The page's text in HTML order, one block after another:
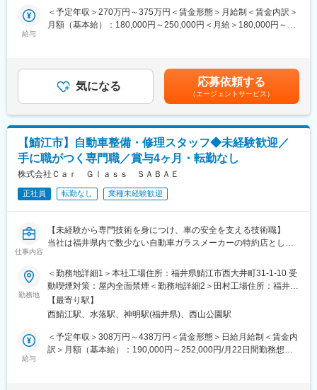
■組織構成
■教育体制
OJTや先輩技術者によるフォロー体制が整っており、実務を通じ
て設計・製作のスキルを習得できます。未経験分野も丁寧に指導
します。
■働き方
基本的には社内での業務が中心です。
顧客との打合せや現場フォローのため訪問が発生する場合があり
ますが、出張は県内および近距離が中心で、宿泊を伴う出張は近
■就業環境
年間休日125日、駐車場完備。固定残業代制度もあり、働きやす
■想定されるキャリアパス
設計・製作の経験を積んだ後、プロジェクトリーダーや管理職へ
のステップアップも可能です。
変更の範囲：無
ます。
・売上および納品の管理
・請求書や納品書、伝票の作成
上記アシスタント業務に慣れてきたら、契約書や見積書等の作成
等もお任せしていきたいと考えております。
※服装に指定はありませんが、オフィスカジュアルに近いものを想
定しております。ネイルや髪色は華美なものでなければ自由で
す。
■組織構成：
営業アシスタントの担当者は現在1名在籍しております。
・時間外労働：ほとんど発生しません。
・年間休日：126日
・週休：完全土日祝休み
給与
＜予定年収＞270万円～375万円＜賃金形態＞月給制＜賃金内訳＞
月額（基本給）：180,000円～250,000円＜月給＞180,000円～
賃金はあくまでも目安の金額であり、選考を通じて上下する可能
性があります。月給(月額)は固定手当を含めた表記です。
気になる 応募依頼する
（エージェントサービス）
【鯖江市】自動車整備・修理スタッフ◆未経験歓迎／
手に職がつく専門職／賞与4ヶ月・転勤なし
株式会社Ｃａｒ Ｇｌａｓｓ ＳＡＢＡＥ
正社員 転勤なし 業種未経験歓迎
仕事内容
【未経験から専門技術を身につけ、車の安全を支える技術職】
当社は福井県内で数少ない自動車ガラスメーカーの特約店とし
交換・修理を行っています。今回募集するポジションでは、自動
車の安全に欠かせないガラス交換や修理、フィルム施工などの専
門技術を身につけていただきます。
入社時に経験や資格は必要ありません。先輩社員とのOJTを通じ
て、一から技術を習得できる環境を整えています。自動車ガラス
の交換は、単なる作業ではなくお客様の安全を守る重要な仕事で
す。手に職をつけながら、長く活躍できる技術者を目指せます。
勤務地
＜勤務地詳細1＞本社工場住所：福井県鯖江市西大井町31-1-10 受
動喫煙対策：屋内全面禁煙＜勤務地詳細2＞田村工場住所：福井県
鯖江市田村町4-5-1） 受動喫煙対策：屋内全面禁煙変更の範囲：会
社の定める事業所
【最寄り駅】
西鯖江駅、水落駅、神明駅(福井県)、西山公園駅
給与
＜予定年収＞308万円～438万円＜賃金形態＞日給月給制＜賃金内
訳＞月額（基本給）：190,000円～252,000円/月22日間勤務想定